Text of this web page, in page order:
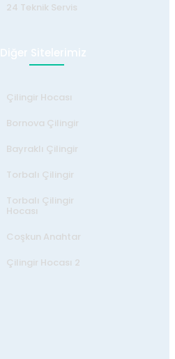
24 Teknik Servis
Diğer Sitelerimiz
Çilingir Hocası
Bornova Çilingir
Bayraklı Çilingir
Torbalı Çilingir
Torbalı Çilingir
Hocası
Coşkun Anahtar
Çilingir Hocası 2